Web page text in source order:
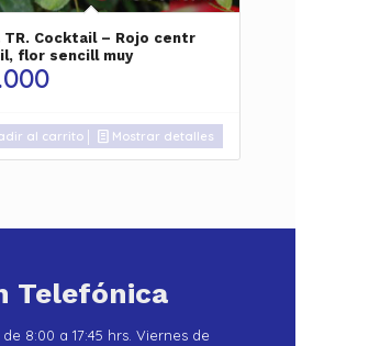
TR. Cocktail – Rojo centr
flor sencill muy
al carrito Mostrar detalles
Telefónica
8:00 a 17:45 hrs. Viernes de